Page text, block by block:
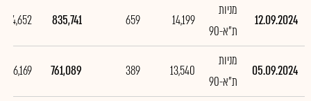
12.09.2024
מניות
ת"א-90
14,199
659
835,741
74,652
05.09.2024
מניות
ת"א-90
13,540
389
761,089
6,169